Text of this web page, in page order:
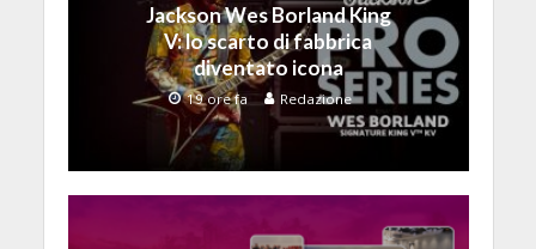
Jackson Wes Borland King
V: lo scarto di fabbrica
diventato icona
19 ore fa Redazione